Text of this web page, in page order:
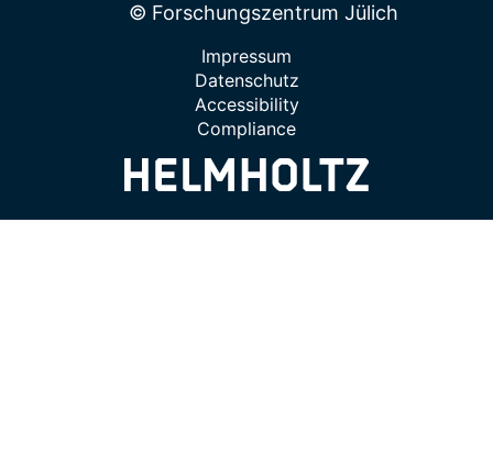
© Forschungszentrum Jülich
Impressum
Datenschutz
Accessibility
Compliance